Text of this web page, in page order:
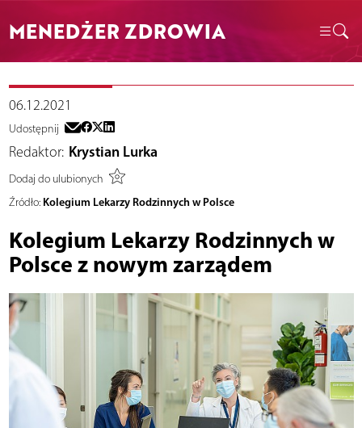
MENEDŻER ZDROWIA
06.12.2021
Udostępnij
Redaktor: Krystian Lurka
Dodaj do ulubionych
Źródło: Kolegium Lekarzy Rodzinnych w Polsce
Kolegium Lekarzy Rodzinnych w
Polsce z nowym zarządem